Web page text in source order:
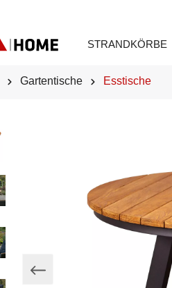
STRANDKÖRBE
Gartentische Esstische